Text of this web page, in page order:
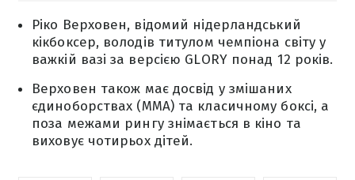
Ріко Верховен, відомий нідерландський
кікбоксер, володів титулом чемпіона світу у
важкій вазі за версією GLORY понад 12 років.
Верховен також має досвід у змішаних
єдиноборствах (ММА) та класичному боксі, а
поза межами рингу знімається в кіно та
виховує чотирьох дітей.